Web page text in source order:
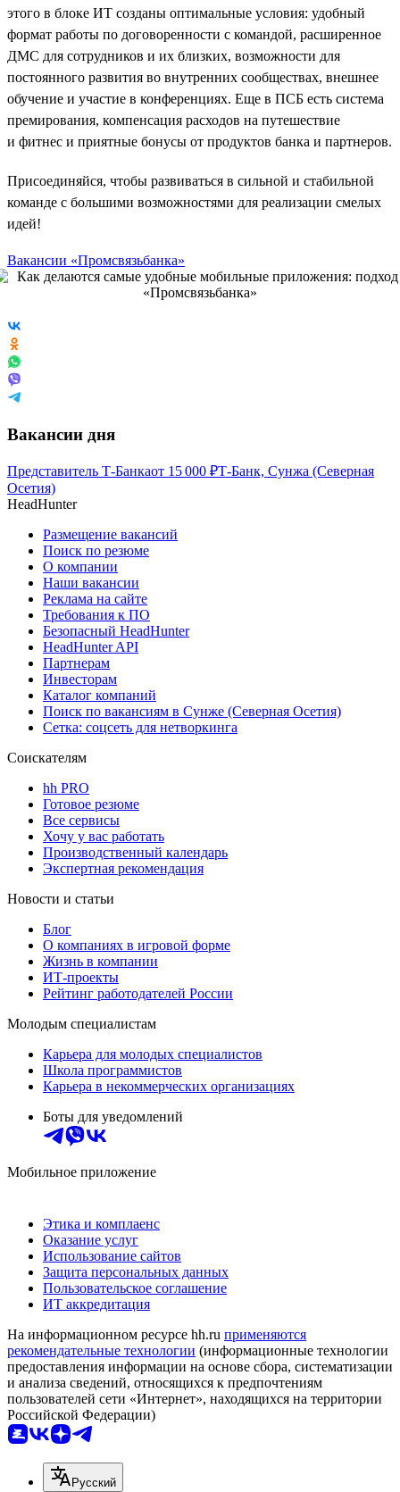
этого в блоке ИТ созданы оптимальные условия: удобный
формат работы по договоренности с командой, расширенное
ДМС для сотрудников и их близких, возможности для
постоянного развития во внутренних сообществах, внешнее
обучение и участие в конференциях. Еще в ПСБ есть система
премирования, компенсация расходов на путешествие
и фитнес и приятные бонусы от продуктов банка и партнеров.
Присоединяйся, чтобы развиваться в сильной и стабильной
команде с большими возможностями для реализации смелых
идей!
Вакансии «Промсвязьбанка»
Вакансии дня
Представитель Т-Банкаот 15 000 ₽Т-Банк, Сунжа (Северная
Осетия)
HeadHunter
Размещение вакансий
Поиск по резюме
О компании
Наши вакансии
Реклама на сайте
Требования к ПО
Безопасный HeadHunter
HeadHunter API
Партнерам
Инвесторам
Каталог компаний
Поиск по вакансиям в Сунже (Северная Осетия)
Сетка: соцсеть для нетворкинга
Соискателям
hh PRO
Готовое резюме
Все сервисы
Хочу у вас работать
Производственный календарь
Экспертная рекомендация
Новости и статьи
Блог
О компаниях в игровой форме
Жизнь в компании
ИТ-проекты
Рейтинг работодателей России
Молодым специалистам
Карьера для молодых специалистов
Школа программистов
Карьера в некоммерческих организациях
Боты для уведомлений
Мобильное приложение
Этика и комплаенс
Оказание услуг
Использование сайтов
Защита персональных данных
Пользовательское соглашение
ИТ аккредитация
На информационном ресурсе hh.ru применяются
рекомендательные технологии (информационные технологии
предоставления информации на основе сбора, систематизации
и анализа сведений, относящихся к предпочтениям
пользователей сети «Интернет», находящихся на территории
Российской Федерации)
Русский